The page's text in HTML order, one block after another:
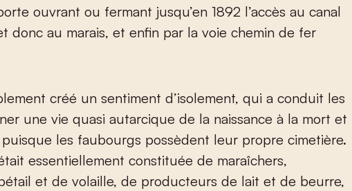
ouvrant ou fermant jusqu’en 1892 l’accès au canal
donc au marais, et enfin par la voie chemin de fer
créé un sentiment d’isolement, qui a conduit les
une vie quasi autarcique de la naissance à la mort et
les faubourgs possèdent leur propre cimetière.
essentiellement constituée de maraîchers,
et de volaille, de producteurs de lait et de beurre,